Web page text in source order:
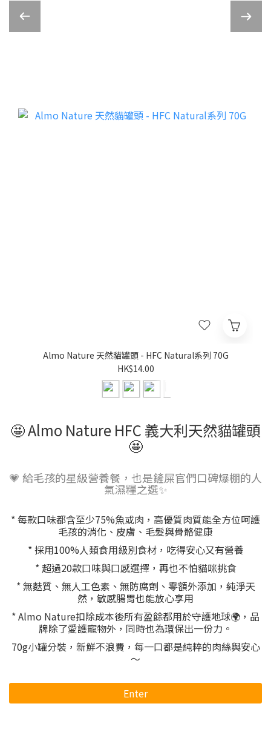
Almo Nature 天然貓罐頭 - HFC Natural系列 70G
HK$14.00
🤩 Almo Nature HFC 義大利天然貓罐頭
🤩
💗 給毛孩的星級營養餐，也是鏟屎官們口碑爆棚的人
氣濕糧之選✨
* 每款口味都含至少75%魚或肉，高優質肉質能全方位呵護
毛孩的消化、皮膚、毛髮與骨骼健康
* 採用100%人類食用級別食材，吃得安心又有營養
* 超過20款口味與口感選擇，再也不怕貓咪挑食
* 無麩質、無人工色素、無防腐劑、零額外添加，純淨天
然，敏感腸胃也能放心享用
* Almo Nature扣除成本後所有盈餘都用於守護地球🌍，品
牌除了愛護寵物外，同時也為環保出一份力。
70g小罐分裝，新鮮不浪費，每一口都是純粹的肉絲與安心
～
Enter